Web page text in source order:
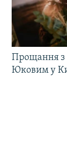
Прощання з
Юковим у